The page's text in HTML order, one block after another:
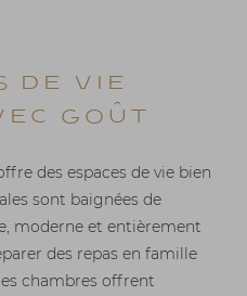
de Vie
Goût
des espaces de vie bien
sont baignées de
moderne et entièrement
des repas en famille
chambres offrent